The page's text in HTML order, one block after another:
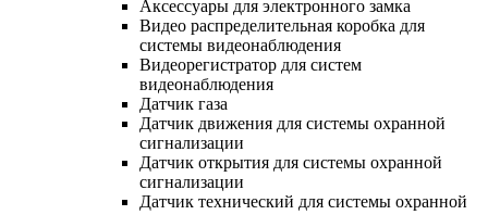
Аксессуары для электронного замка
Видео распределительная коробка для
системы видеонаблюдения
Видеорегистратор для систем
видеонаблюдения
Датчик газа
Датчик движения для системы охранной
сигнализации
Датчик открытия для системы охранной
сигнализации
Датчик технический для системы охранной